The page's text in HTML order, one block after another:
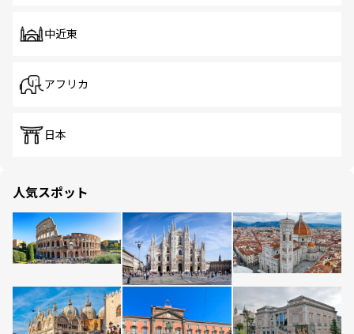
中近東
アフリカ
日本
人気スポット